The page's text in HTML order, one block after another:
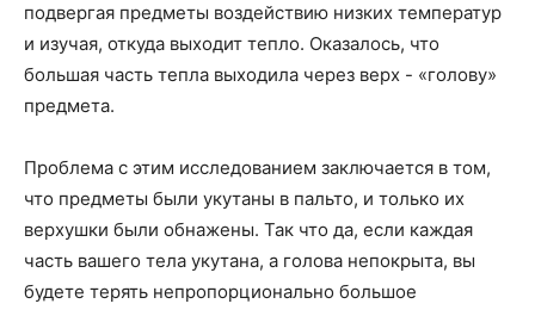
подвергая предметы воздействию низких температур
и изучая, откуда выходит тепло. Оказалось, что
большая часть тепла выходила через верх - «голову»
предмета.
Проблема с этим исследованием заключается в том,
что предметы были укутаны в пальто, и только их
верхушки были обнажены. Так что да, если каждая
часть вашего тела укутана, а голова непокрыта, вы
будете терять непропорционально большое